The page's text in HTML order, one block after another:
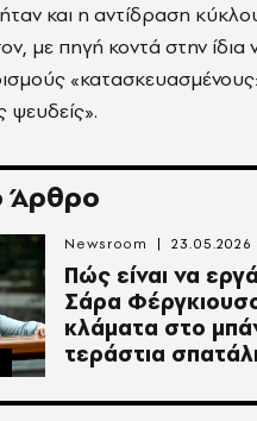
και η αντίδραση
, με πηγή κοντά στην ίδια
Άρθρο
Πώς είναι να
Σάρα
κλάματα στο
τεράστια
Newsroom 23.05.2026